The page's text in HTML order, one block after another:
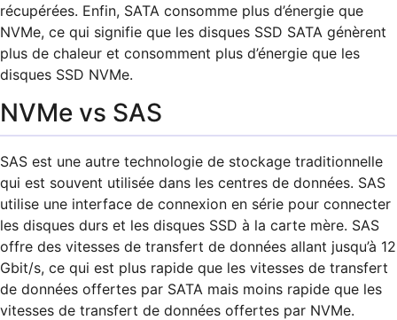
récupérées. Enfin, SATA consomme plus d’énergie que
NVMe, ce qui signifie que les disques SSD SATA génèrent
plus de chaleur et consomment plus d’énergie que les
disques SSD NVMe.
NVMe vs SAS
SAS est une autre technologie de stockage traditionnelle
qui est souvent utilisée dans les centres de données. SAS
utilise une interface de connexion en série pour connecter
les disques durs et les disques SSD à la carte mère. SAS
offre des vitesses de transfert de données allant jusqu’à 12
Gbit/s, ce qui est plus rapide que les vitesses de transfert
de données offertes par SATA mais moins rapide que les
vitesses de transfert de données offertes par NVMe.